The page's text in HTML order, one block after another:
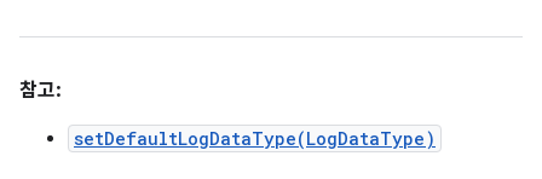
참고:
setDefaultLogDataType(LogDataType)